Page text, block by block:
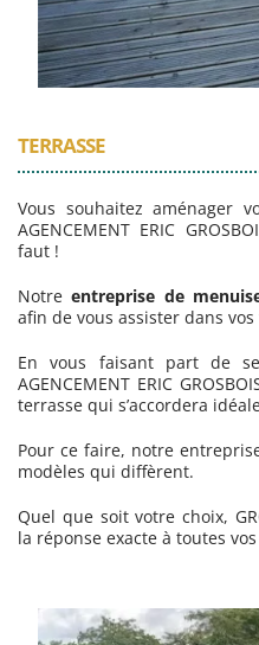
TERRASSE
Vous souhaitez aménager
AGENCEMENT ERIC
faut !
Notreentreprise de
afin de vous assister dans
En vous faisant part de
AGENCEMENT ERIC
terrasse qui s’accordera
Pour ce faire, notre
modèles qui diffèrent.
Quel que soit votre choix,
la réponse exacte à toutes